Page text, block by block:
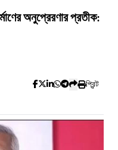
অনুপ্রেরণার প্রতীক:
প্রিন্ট